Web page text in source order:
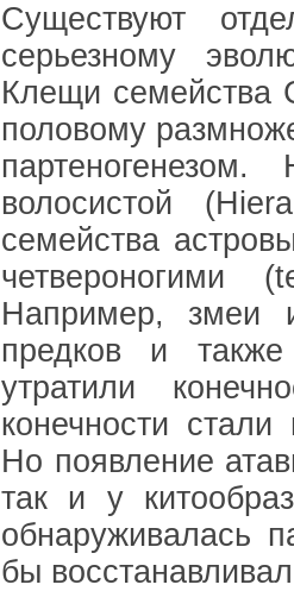
Существуют
серьезному
Клещи семейства
половому
волосистой
семейства
четвероногими
Например, змеи
предков и
утратили
конечности
Но появление
так и у
обнаруживалась
бы